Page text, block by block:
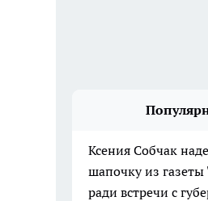
Ксения Собчак
шапочку из газеты
ради встречи с